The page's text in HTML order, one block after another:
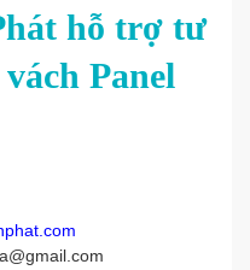
hỗ trợ tư
Panel